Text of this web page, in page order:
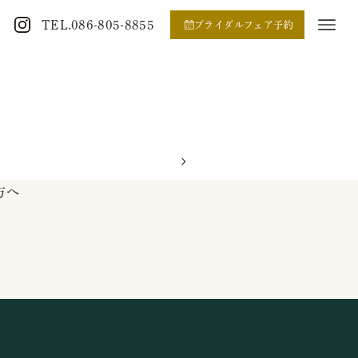
TEL.086-805-8855 ブライダルフェア予約
へ